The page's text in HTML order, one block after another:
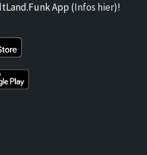
App (Infos hier)!